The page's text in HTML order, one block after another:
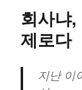
회사냐
제로다
지난 이